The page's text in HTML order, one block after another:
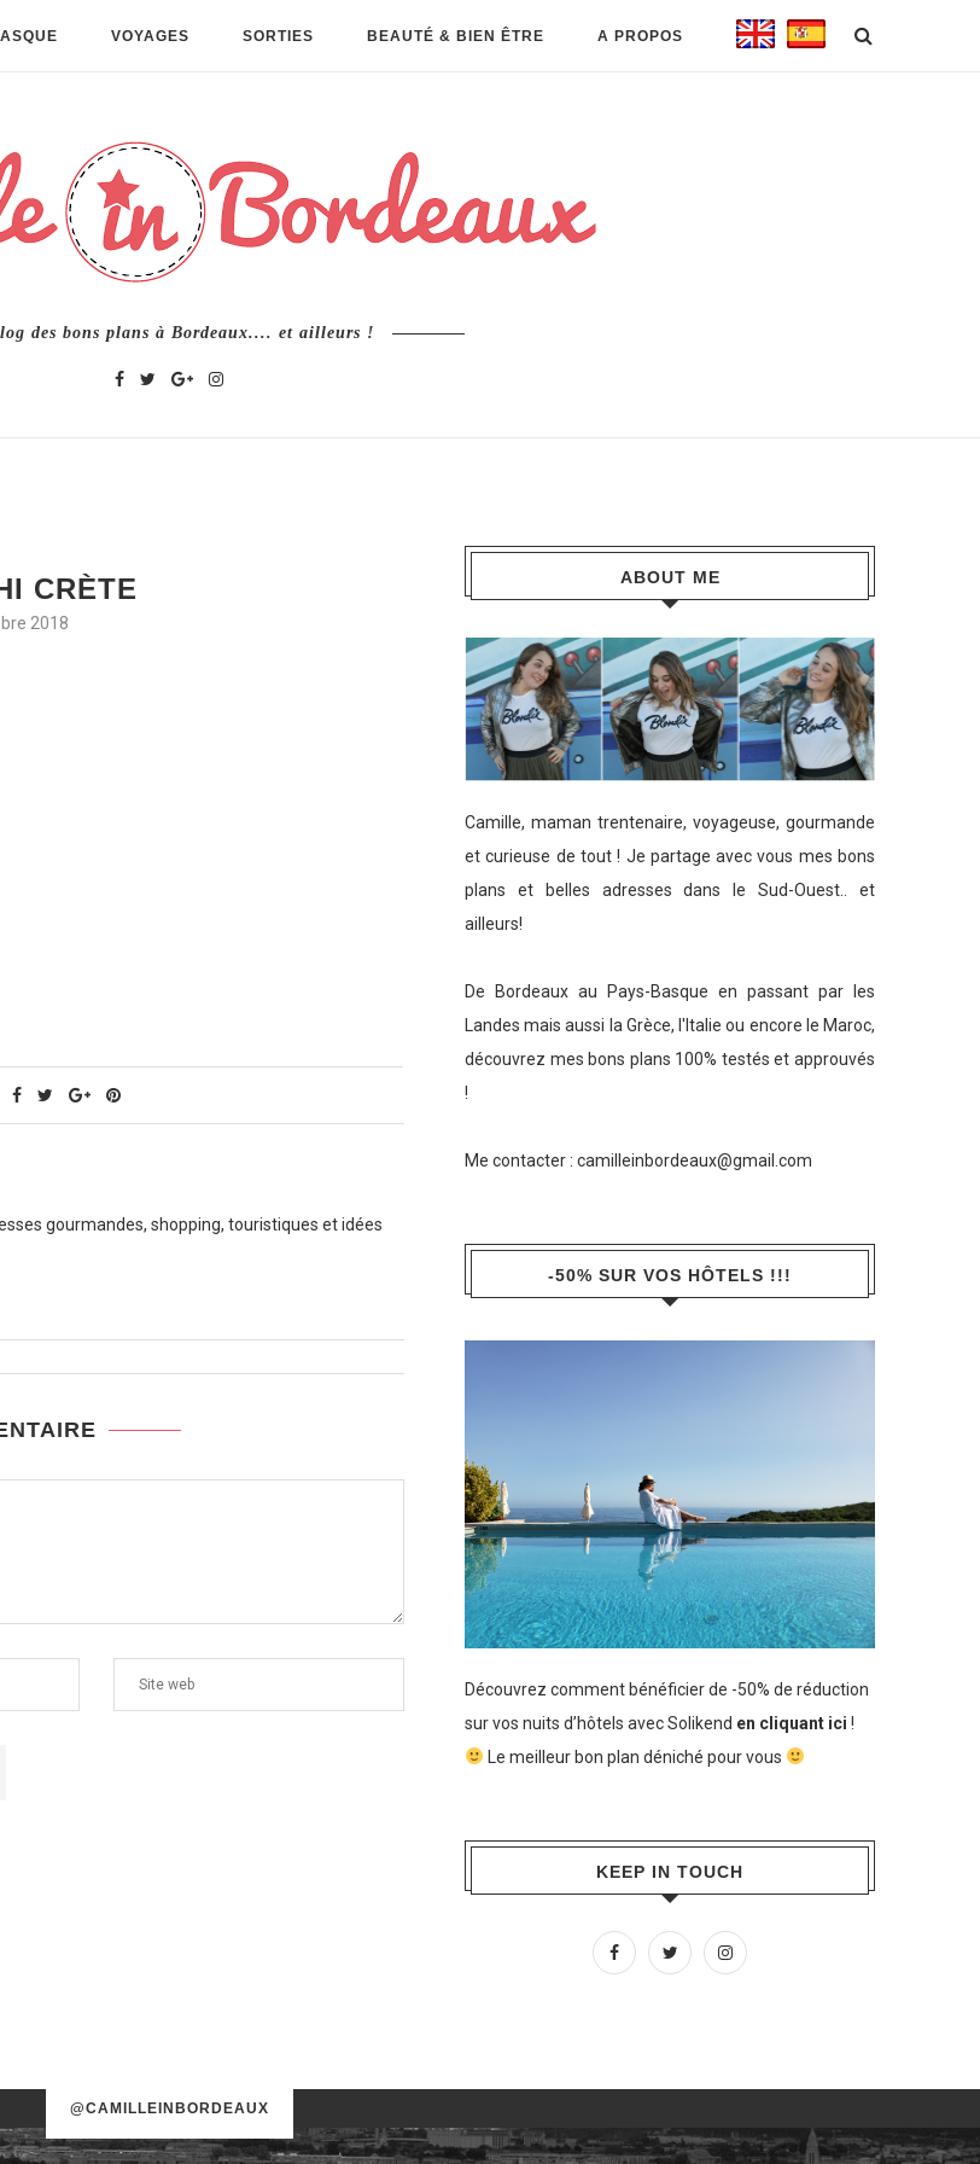
VOYAGES SORTIES BEAUTÉ & BIEN ÊTRE A PROPOS
des bons plans à Bordeaux.... et ailleurs !
CRÈTE
2018
gourmandes, shopping, touristiques et idées
ABOUT ME
Camille, maman trentenaire, voyageuse, gourmande
et curieuse de tout ! Je partage avec vous mes bons
plans et belles adresses dans le Sud-Ouest.. et
ailleurs!
De Bordeaux au Pays-Basque en passant par les
Landes mais aussi la Grèce, l'Italie ou encore le Maroc,
découvrez mes bons plans 100% testés et approuvés
!
Me contacter : camilleinbordeaux@gmail.com
-50% SUR VOS HÔTELS !!!
Découvrez comment bénéficier de -50% de réduction
sur vos nuits d’hôtels avec Solikend en cliquant ici !
Le meilleur bon plan déniché pour vous
KEEP IN TOUCH
@CAMILLEINBORDEAUX